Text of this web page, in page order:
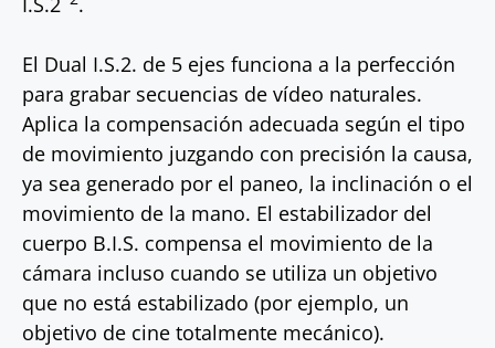
El Dual I.S.2. de 5 ejes funciona a la perfección
para grabar secuencias de vídeo naturales.
Aplica la compensación adecuada según el tipo
de movimiento juzgando con precisión la causa,
ya sea generado por el paneo, la inclinación o el
movimiento de la mano. El estabilizador del
cuerpo B.I.S. compensa el movimiento de la
cámara incluso cuando se utiliza un objetivo
que no está estabilizado (por ejemplo, un
objetivo de cine totalmente mecánico).